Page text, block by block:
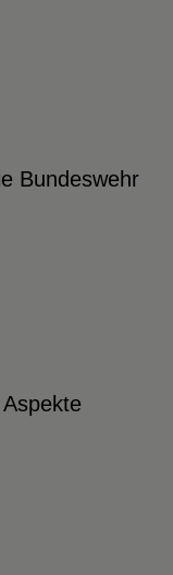
Bundeswehr